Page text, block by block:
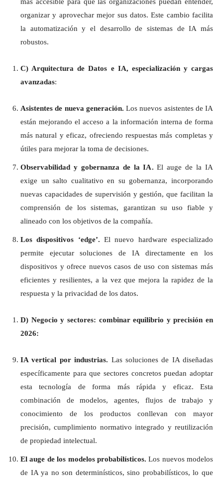
organizar y aprovechar mejor sus datos. Este cambio facilita
la automatización y el desarrollo de sistemas de IA más
robustos.
C) Arquitectura de Datos e IA, especialización y cargas
avanzadas:
Asistentes de nueva generación. Los nuevos asistentes de IA
están mejorando el acceso a la información interna de forma
más natural y eficaz, ofreciendo respuestas más completas y
útiles para mejorar la toma de decisiones.
Observabilidad y gobernanza de la IA. El auge de la IA
exige un salto cualitativo en su gobernanza, incorporando
nuevas capacidades de supervisión y gestión, que facilitan la
comprensión de los sistemas, garantizan su uso fiable y
alineado con los objetivos de la compañía.
Los dispositivos ‘edge’. El nuevo hardware especializado
permite ejecutar soluciones de IA directamente en los
dispositivos y ofrece nuevos casos de uso con sistemas más
eficientes y resilientes, a la vez que mejora la rapidez de la
respuesta y la privacidad de los datos.
D) Negocio y sectores: combinar equilibrio y precisión en
2026:
IA vertical por industrias. Las soluciones de IA diseñadas
específicamente para que sectores concretos puedan adoptar
esta tecnología de forma más rápida y eficaz. Esta
combinación de modelos, agentes, flujos de trabajo y
conocimiento de los productos conllevan con mayor
precisión, cumplimiento normativo integrado y reutilización
de propiedad intelectual.
El auge de los modelos probabilísticos. Los nuevos modelos
de IA ya no son determinísticos, sino probabilísticos, lo que